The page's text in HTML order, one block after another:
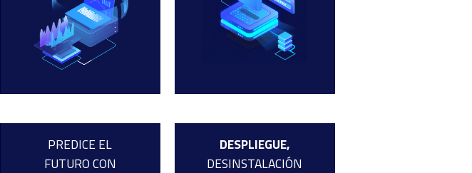
PREDICE EL
FUTURO CON
DESPLIEGUE,
DESINSTALACIÓN